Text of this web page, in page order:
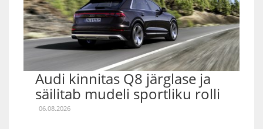
Audi kinnitas Q8 järglase ja
säilitab mudeli sportliku rolli
06.08.2026